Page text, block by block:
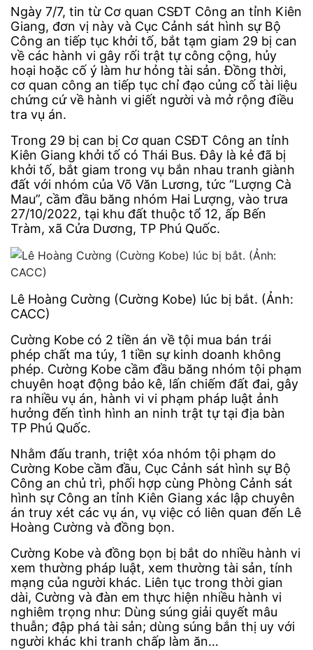
Ngày 7/7, tin từ Cơ quan CSĐT Công an tỉnh Kiên
Giang, đơn vị này và Cục Cảnh sát hình sự Bộ
Công an tiếp tục khởi tố, bắt tạm giam 29 bị can
về các hành vi gây rối trật tự công cộng, hủy
hoại hoặc cố ý làm hư hỏng tài sản. Đồng thời,
cơ quan công an tiếp tục chỉ đạo củng cố tài liệu
chứng cứ về hành vi giết người và mở rộng điều
tra vụ án.
Trong 29 bị can bị Cơ quan CSĐT Công an tỉnh
Kiên Giang khởi tố có Thái Bus. Đây là kẻ đã bị
khởi tố, bắt giam trong vụ bắn nhau tranh giành
đất với nhóm của Võ Văn Lương, tức “Lượng Cà
Mau”, cầm đầu băng nhóm Hai Lượng, vào trưa
27/10/2022, tại khu đất thuộc tổ 12, ấp Bến
Tràm, xã Cửa Dương, TP Phú Quốc.
Lê Hoàng Cường (Cường Kobe) lúc bị bắt. (Ảnh:
CACC)
Cường Kobe có 2 tiền án về tội mua bán trái
phép chất ma túy, 1 tiền sự kinh doanh không
phép. Cường Kobe cầm đầu băng nhóm tội phạm
chuyên hoạt động bảo kê, lấn chiếm đất đai, gây
ra nhiều vụ án, hành vi vi phạm pháp luật ảnh
hưởng đến tình hình an ninh trật tự tại địa bàn
TP Phú Quốc.
Nhằm đấu tranh, triệt xóa nhóm tội phạm do
Cường Kobe cầm đầu, Cục Cảnh sát hình sự Bộ
Công an chủ trì, phối hợp cùng Phòng Cảnh sát
hình sự Công an tỉnh Kiên Giang xác lập chuyên
án truy xét các vụ án, vụ việc có liên quan đến Lê
Hoàng Cường và đồng bọn.
Cường Kobe và đồng bọn bị bắt do nhiều hành vi
xem thường pháp luật, xem thường tài sản, tính
mạng của người khác. Liên tục trong thời gian
dài, Cường và đàn em thực hiện nhiều hành vi
nghiêm trọng như: Dùng súng giải quyết mâu
thuẫn; đập phá tài sản; dùng súng bắn thị uy với
người khác khi tranh chấp làm ăn…